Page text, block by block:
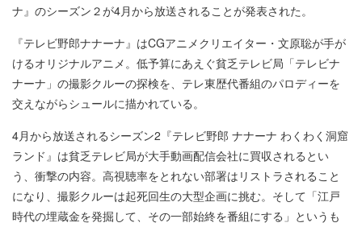
ナ』のシーズン２が4月から放送されることが発表された。
『テレビ野郎ナナーナ』はCGアニメクリエイター・文原聡が手が
けるオリジナルアニメ。低予算にあえぐ貧乏テレビ局「テレビナ
ナーナ」の撮影クルーの探検を、テレ東歴代番組のパロディーを
交えながらシュールに描かれている。
4月から放送されるシーズン2『テレビ野郎 ナナーナ わくわく洞窟
ランド』は貧乏テレビ局が大手動画配信会社に買収されるとい
う、衝撃の内容。高視聴率をとれない部署はリストラされること
になり、撮影クルーは起死回生の大型企画に挑む。そして「江戸
時代の埋蔵金を発掘して、その一部始終を番組にする」というも